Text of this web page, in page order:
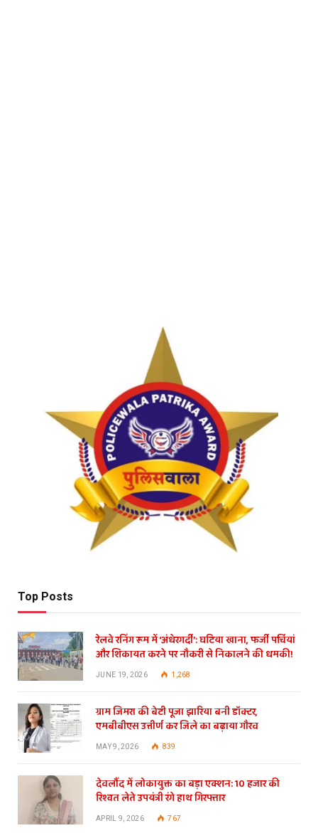
Top Posts
रेलवे रनिंग रूम में ‘अंधेरगर्दी’: घटिया खाना, फर्जी पर्चियां
और शिकायत करने पर नौकरी से निकालने की धमकी!
JUNE 19, 2026 1,268
ग्राम जिमरा की बेटी पूजा झारिया बनी डॉक्टर,
एमबीबीएस उत्तीर्ण कर जिले का बढ़ाया गौरव
MAY 9, 2026 839
देवलौंद में लोकायुक्त का बड़ा एक्शन: 10 हजार की
रिश्वत लेते उपयंत्री रंगे हाथ गिरफ्तार
APRIL 9, 2026 767